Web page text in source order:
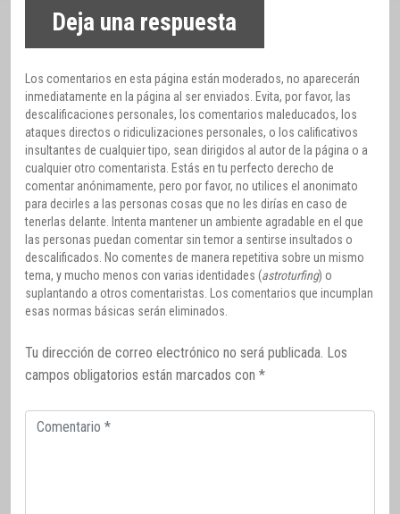
Deja una respuesta
Los comentarios en esta página están moderados, no aparecerán
inmediatamente en la página al ser enviados. Evita, por favor, las
descalificaciones personales, los comentarios maleducados, los
ataques directos o ridiculizaciones personales, o los calificativos
insultantes de cualquier tipo, sean dirigidos al autor de la página o a
cualquier otro comentarista. Estás en tu perfecto derecho de
comentar anónimamente, pero por favor, no utilices el anonimato
para decirles a las personas cosas que no les dirías en caso de
tenerlas delante. Intenta mantener un ambiente agradable en el que
las personas puedan comentar sin temor a sentirse insultados o
descalificados. No comentes de manera repetitiva sobre un mismo
tema, y mucho menos con varias identidades (astroturfing) o
suplantando a otros comentaristas. Los comentarios que incumplan
esas normas básicas serán eliminados.
Tu dirección de correo electrónico no será publicada. Los
campos obligatorios están marcados con *
Comentario